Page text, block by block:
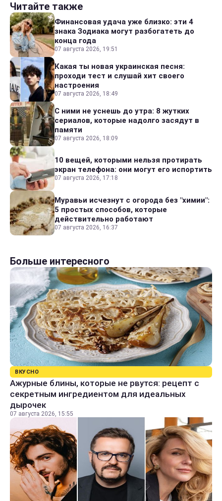
Читайте также
Финансовая удача уже близко: эти 4
знака Зодиака могут разбогатеть до
конца года
07 августа 2026, 19:51
Какая ты новая украинская песня:
проходи тест и слушай хит своего
настроения
07 августа 2026, 18:49
С ними не уснешь до утра: 8 жутких
сериалов, которые надолго засядут в
памяти
07 августа 2026, 18:09
10 вещей, которыми нельзя протирать
экран телефона: они могут его испортить
07 августа 2026, 17:18
Муравьи исчезнут с огорода без "химии":
5 простых способов, которые
действительно работают
07 августа 2026, 16:37
Больше интересного
ВКУСНО
Ажурные блины, которые не рвутся: рецепт с
секретным ингредиентом для идеальных
дырочек
07 августа 2026, 15:55